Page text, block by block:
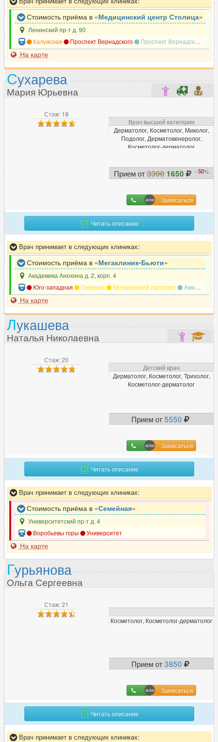
Стоимость приёма в «Медицинский центр Столица»
Ленинский пр-т д. 90
Калужская
Проспект Вернадского Проспект Вернадского
На карте
Стаж: 18
Врач высшей категории
Дерматолог, Косметолог, Миколог,
Подолог, Дерматовенеролог,
Косметолог-дерматолог
Прием от3300 1650 -50%
Записаться
Сухарева
Мария Юрьевна
Читать описание
Врач принимает в следующих клиниках:
Стоимость приёма в «Мегаклиник-Бьюти»
Академика Анохина д. 2, корп. 4
Юго-западная
Озёрная Мичуринский проспект Аминьевская
На карте
Стаж: 20
Детский врач
Дерматолог, Косметолог, Трихолог,
Косметолог-дерматолог
Прием от5550
Записаться
Лукашева
Наталья Николаевна
Читать описание
Врач принимает в следующих клиниках:
Стоимость приёма в «Семейная»
Университетский пр-т д. 4
Воробьевы горы
Университет
На карте
Стаж: 21
Косметолог, Косметолог-дерматолог
Прием от3850
Записаться
Гурьянова
Ольга Сергеевна
Читать описание
Врач принимает в следующих клиниках: